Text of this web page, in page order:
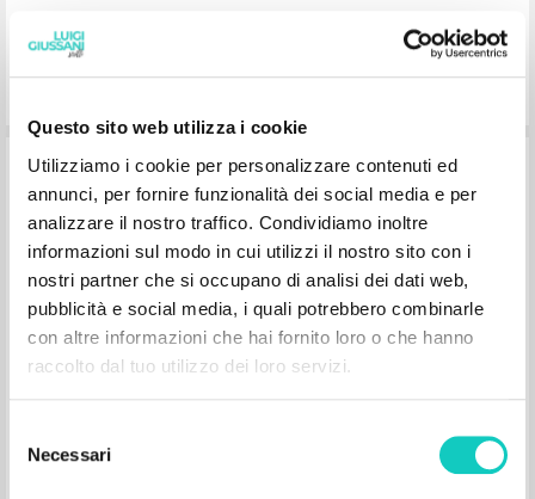
Questo sito web utilizza i cookie
Utilizziamo i cookie per personalizzare contenuti ed
annunci, per fornire funzionalità dei social media e per
analizzare il nostro traffico. Condividiamo inoltre
informazioni sul modo in cui utilizzi il nostro sito con i
nostri partner che si occupano di analisi dei dati web,
pubblicità e social media, i quali potrebbero combinarle
con altre informazioni che hai fornito loro o che hanno
raccolto dal tuo utilizzo dei loro servizi.
delNecessari
Il Movimento di Comunione e
Liberazione: Conversazioni con Robi
Ronza
Giussani Luigi Author
Ronza Robi Interview
Jaca Book